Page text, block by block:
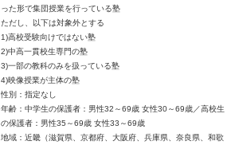
った形で集団授業を行っている塾
ただし、以下は対象外とする
1)高校受験向けではない塾
2)中高一貫校生専門の塾
3)一部の教科のみを扱っている塾
4)映像授業が主体の塾
性別：指定なし
年齢：中学生の保護者：男性32～69歳 女性30～69歳／高校生
の保護者：男性35～69歳 女性33～69歳
地域：近畿（滋賀県、京都府、大阪府、兵庫県、奈良県、和歌